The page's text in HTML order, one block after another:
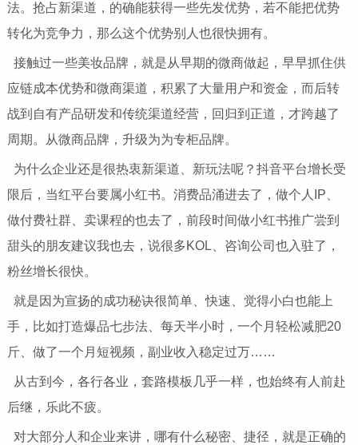
法。抢占新渠道，的确能获得一些先发优势，若不能把优势
转化为竞争力，那么这个优势别人也很快拥有。
接触过一些美妆品牌，就是从早期的微商做起，早早抓住供
应链成本优势和微商渠道，积累了大量用户和资金，而后转
战到自有产品研发和传统渠道经营，回归到正道，才跨越了
周期。从微商品牌，升级为为专柜品牌。
为什么企业还是很热衷新渠道、新玩法呢？抖音平台增长受
限后，当红平台要属小红书。消费品涌进去了，做个人IP、
做付费社群、卖课程的也去了，前段时间做小红书推广尝到
甜头的朋友建议我也去，说很多KOL、咨询公司也入驻了，
粉丝增长很快。
就是因为宣扬的成功秘诀很简单、快速、觉得小白也能上
手，比如打造爆品七步法、每天半小时，一个月轻松减肥20
斤、做了一个月短视频，副业收入稳定过万……
从古到今，各行各业，套路模板几乎一样，也始终有人前赴
后继，乐此不疲。
对大部分人和企业来讲，哪有什么秘密、捷径，就是正确的